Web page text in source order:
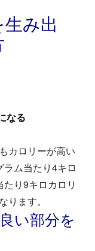
TELする
み出
なる
カロリーが高い
ム当たり4キロ
り9キロカロリ
ります。
い部分を